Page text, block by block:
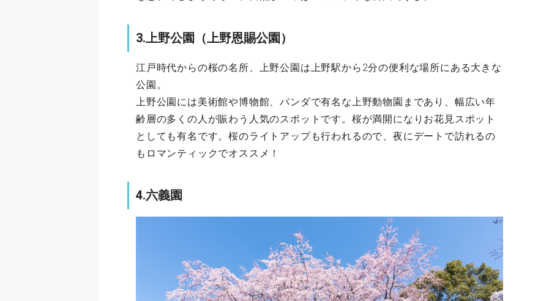
3.上野公園（上野恩賜公園）
江戸時代からの桜の名所、上野公園は上野駅から2分の便利な場所にある大きな
公園。
上野公園には美術館や博物館、パンダで有名な上野動物園まであり、幅広い年
齢層の多くの人が賑わう人気のスポットです。桜が満開になりお花見スポット
としても有名です。桜のライトアップも行われるので、夜にデートで訪れるの
もロマンティックでオススメ！
4.六義園